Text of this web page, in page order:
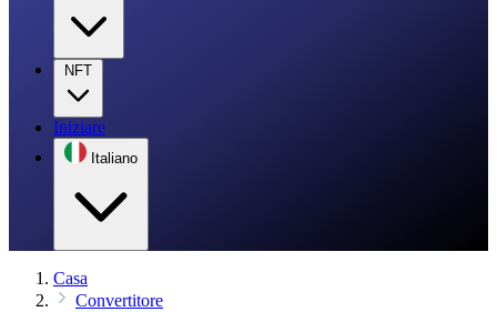
NFT
Iniziare
Italiano
Casa
Convertitore